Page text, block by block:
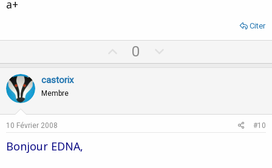
a+
Citer
p
0
o
castorix
Membre
10 Février 2008 #10
Bonjour EDNA,